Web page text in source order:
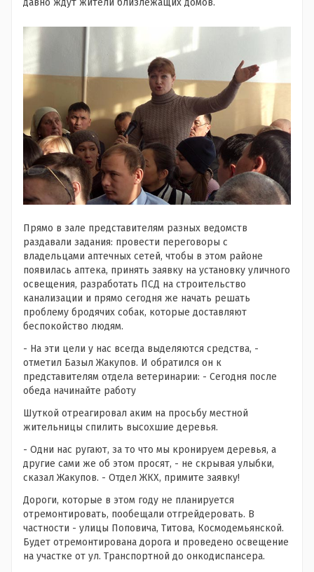
Прямо в зале представителям разных ведомств
раздавали задания: провести переговоры с
владельцами аптечных сетей, чтобы в этом районе
появилась аптека, принять заявку на установку уличного
освещения, разработать ПСД на строительство
канализации и прямо сегодня же начать решать
проблему бродячих собак, которые доставляют
беспокойство людям.
- На эти цели у нас всегда выделяются средства, -
отметил Базыл Жакупов. И обратился он к
представителям отдела ветеринарии: - Сегодня после
обеда начинайте работу
Шуткой отреагировал аким на просьбу местной
жительницы спилить высохшие деревья.
- Одни нас ругают, за то что мы кронируем деревья, а
другие сами же об этом просят, - не скрывая улыбки,
сказал Жакупов. - Отдел ЖКХ, примите заявку!
Дороги, которые в этом году не планируется
отремонтировать, пообещали отгрейдеровать. В
частности - улицы Поповича, Титова, Космодемьянской.
Будет отремонтирована дорога и проведено освещение
на участке от ул. Транспортной до онкодиспансера.